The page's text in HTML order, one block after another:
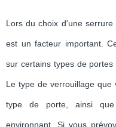
Lors du choix d'une
est un facteur important.
sur certains types de
Le type de verrouillage que
type de porte, ainsi
environnant. Si vous